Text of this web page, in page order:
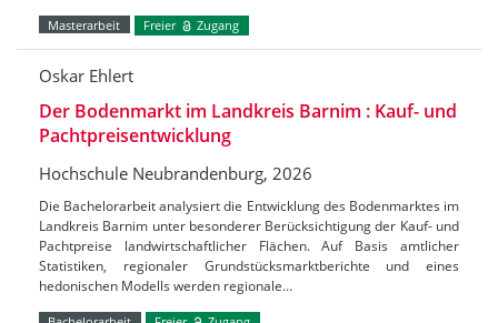
Masterarbeit Freier Zugang
Oskar Ehlert
Der Bodenmarkt im Landkreis Barnim : Kauf- und
Pachtpreisentwicklung
Hochschule Neubrandenburg, 2026
Die Bachelorarbeit analysiert die Entwicklung des Bodenmarktes im
Landkreis Barnim unter besonderer Berücksichtigung der Kauf- und
Pachtpreise landwirtschaftlicher Flächen. Auf Basis amtlicher
Statistiken, regionaler Grundstücksmarktberichte und eines
hedonischen Modells werden regionale…